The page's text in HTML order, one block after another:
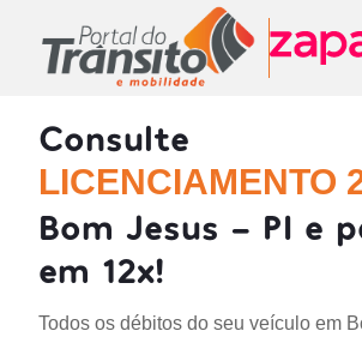
Consulte
LICENCIAMENTO
Bom Jesus - PI e
em 12x!
Todos os débitos do seu veículo em